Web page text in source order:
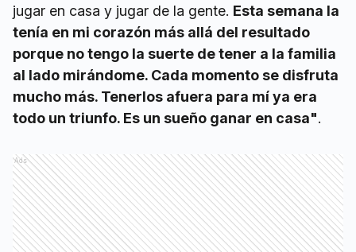
jugar en casa y jugar de la gente. Esta semana la
tenía en mi corazón más allá del resultado
porque no tengo la suerte de tener a la familia
al lado mirándome. Cada momento se disfruta
mucho más. Tenerlos afuera para mí ya era
todo un triunfo. Es un sueño ganar en casa".
Ads